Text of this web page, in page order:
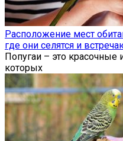
Расположение мест
где они селятся и
Попугаи – это
которых